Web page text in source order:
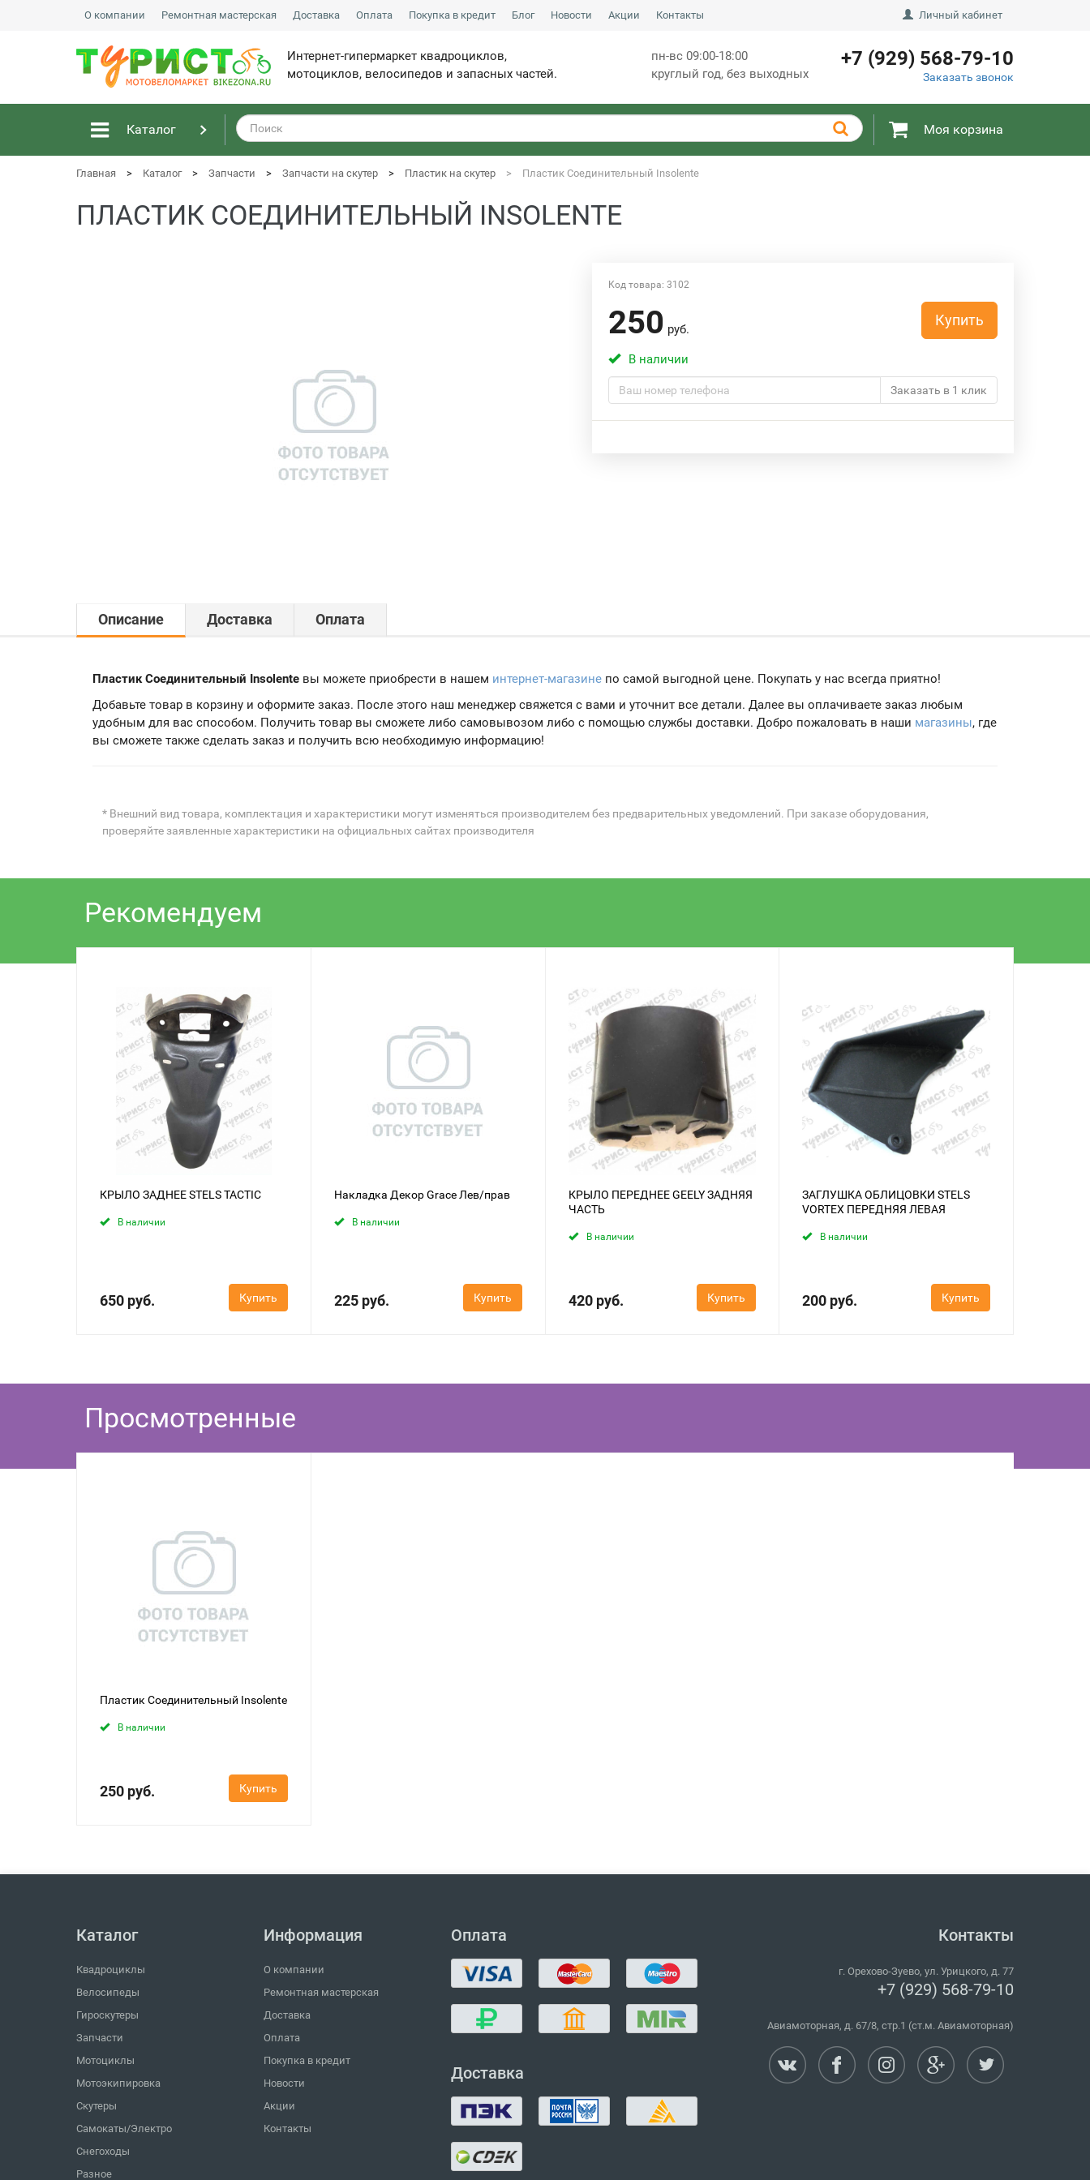
О компании Ремонтная мастерская Доставка Оплата Покупка в кредит Блог Новости Акции Контакты Личный кабинет
Интернет-гипермаркет квадроциклов,
мотоциклов, велосипедов и запасных частей.
пн-вс 09:00-18:00
круглый год, без выходных
+7 (929) 568-79-10
Заказать звонок
Каталог Моя корзина
Главная Каталог Запчасти Запчасти на скутер Пластик на скутер Пластик Соединительный Insolente
ПЛАСТИК СОЕДИНИТЕЛЬНЫЙ INSOLENTE
Код товара: 3102
250 руб.
Купить
В наличии
Заказать в 1 клик
Описание Доставка Оплата
Пластик Соединительный Insolente вы можете приобрести в нашем интернет-магазине по самой выгодной цене. Покупать у нас всегда приятно!
Добавьте товар в корзину и оформите заказ. После этого наш менеджер свяжется с вами и уточнит все детали. Далее вы оплачиваете заказ любым
удобным для вас способом. Получить товар вы сможете либо самовывозом либо с помощью службы доставки. Добро пожаловать в наши магазины, где
вы сможете также сделать заказ и получить всю необходимую информацию!
* Внешний вид товара, комплектация и характеристики могут изменяться производителем без предварительных уведомлений. При заказе оборудования,
проверяйте заявленные характеристики на официальных сайтах производителя
Рекомендуем
КРЫЛО ЗАДНЕЕ STELS TACTIC
В наличии
650 руб. Купить
Накладка Декор Grace Лев/прав
В наличии
225 руб. Купить
КРЫЛО ПЕРЕДНЕЕ GEELY ЗАДНЯЯ
ЧАСТЬ
В наличии
420 руб. Купить
ЗАГЛУШКА ОБЛИЦОВКИ STELS
VORTEX ПЕРЕДНЯЯ ЛЕВАЯ
В наличии
200 руб. Купить
Просмотренные
Пластик Соединительный Insolente
В наличии
250 руб. Купить
Каталог
Квадроциклы
Велосипеды
Гироскутеры
Запчасти
Мотоциклы
Мотоэкипировка
Скутеры
Самокаты/Электро
Снегоходы
Разное
Информация
О компании
Ремонтная мастерская
Доставка
Оплата
Покупка в кредит
Новости
Акции
Контакты
Оплата
Доставка
Контакты
г. Орехово-Зуево, ул. Урицкого, д. 77
+7 (929) 568-79-10
Авиамоторная, д. 67/8, стр.1 (ст.м. Авиамоторная)